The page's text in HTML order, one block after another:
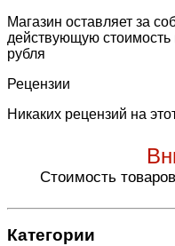
Магазин оставляет за
действующую стоимость
рубля
Рецензии
Никаких рецензий на
Стоимость
Категории